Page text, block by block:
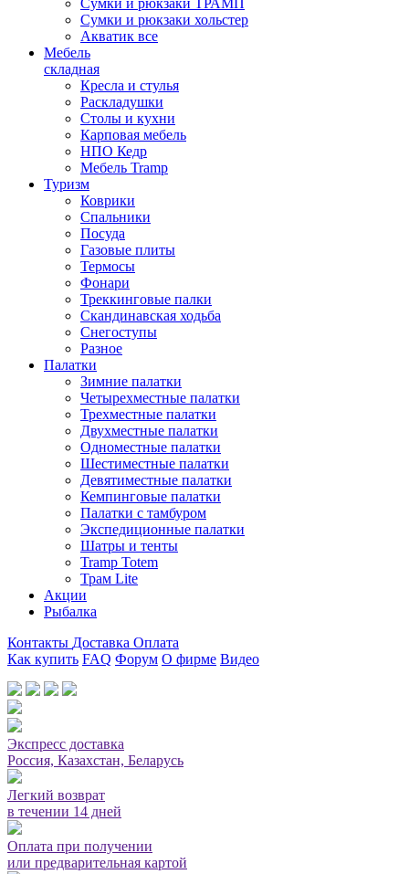
Сумки и рюкзаки ТРАМП
Сумки и рюкзаки хольстер
Акватик все
Мебель
складная
Кресла и стулья
Раскладушки
Столы и кухни
Карповая мебель
НПО Кедр
Мебель Tramp
Туризм
Коврики
Спальники
Посуда
Газовые плиты
Термосы
Фонари
Треккинговые палки
Скандинавская ходьба
Снегоступы
Разное
Палатки
Зимние палатки
Четырехместные палатки
Трехместные палатки
Двухместные палатки
Одноместные палатки
Шестиместные палатки
Девятиместные палатки
Кемпинговые палатки
Палатки с тамбуром
Экспедиционные палатки
Шатры и тенты
Tramp Totem
Трам Lite
Акции
Рыбалка
Контакты Доставка Оплата
Как купить FAQ Форум О фирме Видео
Экспресс доставка
Россия, Казахстан, Беларусь
Легкий возврат
в течении 14 дней
Оплата при получении
или предварительная картой